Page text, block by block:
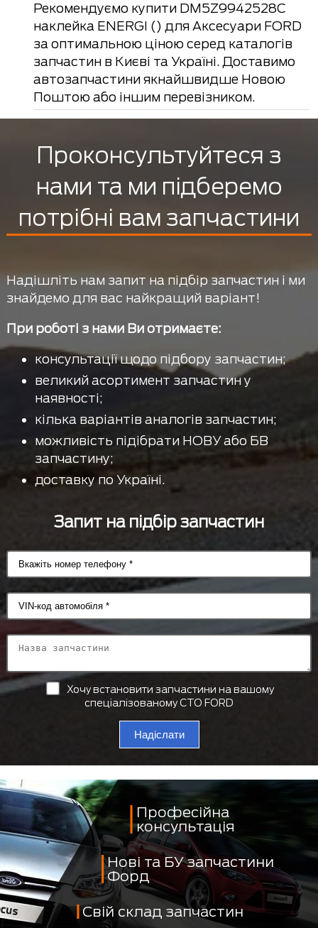
Рекомендуємо купити DM5Z9942528C
наклейка ENERGI () для Аксесуари FORD
за оптимальною ціною серед каталогів
запчастин в Києві та Україні. Доставимо
автозапчастини якнайшвидше Новою
Поштою або іншим перевізником.
Проконсультуйтеся з
нами та ми підберемо
потрібні вам запчастини
Надішліть нам запит на підбір запчастин і ми
знайдемо для вас найкращий варіант!
При роботі з нами Ви отримаєте:
консультації щодо підбору запчастин;
великий асортимент запчастин у
наявності;
кілька варіантів аналогів запчастин;
можливість підібрати НОВУ або БВ
запчастину;
доставку по Україні.
Запит на підбір запчастин
Хочу встановити запчастини на вашому
спеціалізованому СТО FORD
Надіслати
Професійна
консультація
Нові та БУ запчастини
Форд
Свій склад запчастин